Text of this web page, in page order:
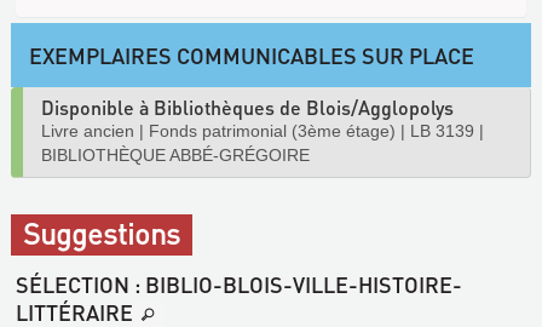
EXEMPLAIRES COMMUNICABLES SUR PLACE
Disponible à Bibliothèques de Blois/Agglopolys
Livre ancien | Fonds patrimonial (3ème étage) | LB 3139 |
BIBLIOTHÈQUE ABBÉ-GRÉGOIRE
Suggestions
SÉLECTION : BIBLIO-BLOIS-VILLE-HISTOIRE-
LITTÉRAIRE